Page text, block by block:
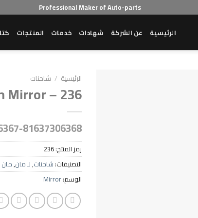
Professional Maker of Auto-parts
الرئيسية عن الشركة شهادات خدمات المنتجات
الرئيسية / شاحنات
Mirror – 236
81637306368
رمز المنتج:236
التصنيفات:شاحنات,لـ مان,مان F2000
الوسم:Mirror